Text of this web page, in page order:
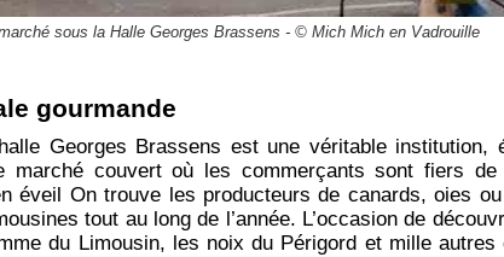
sous la Halle Georges Brassens - © Mich Mich en Vadrouille
gourmande
Georges Brassens est une véritable institution,
marché couvert où les commerçants sont fiers de
éveil On trouve les producteurs de canards, oies
tout au long de l’année. L’occasion de
du Limousin, les noix du Périgord et mille